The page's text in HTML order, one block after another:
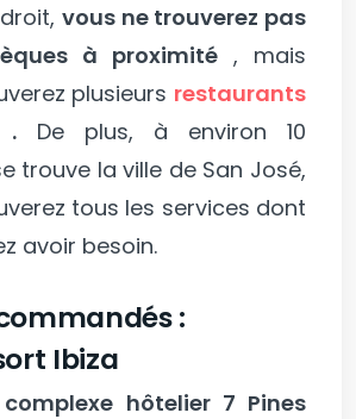
vous ne trouverez pas
à proximité , mais
plusieurs restaurants
. De plus, à environ 10
trouve la ville de San José,
tous les services dont
avoir besoin.
:
Ibiza
hôtelier 7 Pines